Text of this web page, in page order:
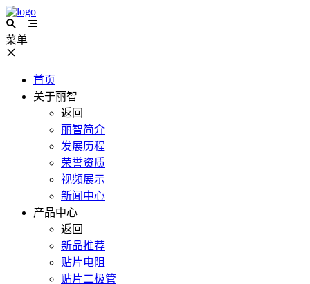
菜单
首页
关于丽智
返回
丽智简介
发展历程
荣誉资质
视频展示
新闻中心
产品中心
返回
新品推荐
贴片电阻
贴片二极管